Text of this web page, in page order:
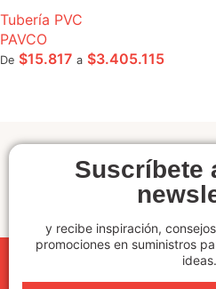
Tubería PVC
PAVCO
De $15.817 a $3.405.115
Suscríbete
y recibe inspiración,
promociones en suministros
ideas.